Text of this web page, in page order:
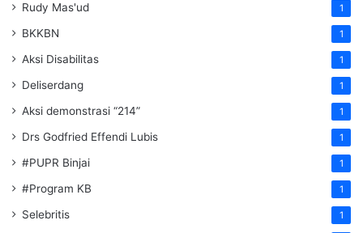
Rudy Mas'ud 1
BKKBN 1
Aksi Disabilitas 1
Deliserdang 1
Aksi demonstrasi “214” 1
Drs Godfried Effendi Lubis 1
#PUPR Binjai 1
#Program KB 1
Selebritis 1